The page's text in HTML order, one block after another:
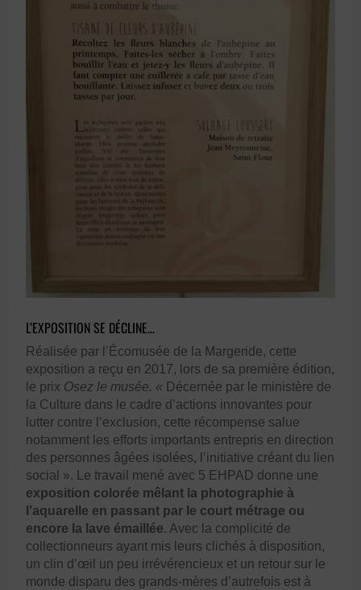
L’EXPOSITION SE DÉCLINE…
Réalisée par l’Écomusée de la Margeride, cette
exposition a reçu en 2017, lors de sa première édition,
le prix Osez le musée. « Décernée par le ministère de
la Culture dans le cadre d’actions innovantes pour
lutter contre l’exclusion, cette récompense salue
notamment les efforts importants entrepris en direction
des personnes âgées isolées, l’initiative créant du lien
social ». Le travail mené avec 5 EHPAD donne une
exposition colorée mêlant la photographie à
l’aquarelle en passant par le court métrage ou
encore la lave émaillée. Avec la complicité de
collectionneurs ayant mis leurs clichés à disposition,
un clin d’œil un peu irrévérencieux et un retour sur le
monde disparu des grands-mères d’autrefois est à